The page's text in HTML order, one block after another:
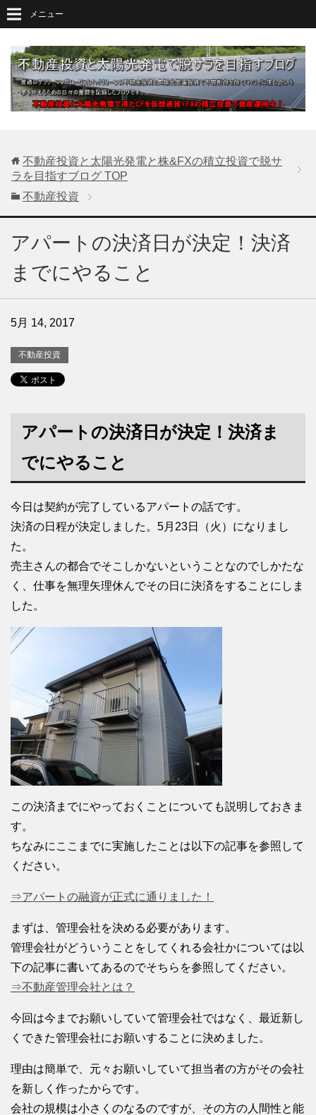
メニュー
不動産投資と太陽光発電と株&FXの積立投資で脱サ
ラを目指すブログ TOP
不動産投資
アパートの決済日が決定！決済
までにやること
5月 14, 2017
不動産投資
アパートの決済日が決定！決済ま
でにやること
今日は契約が完了しているアパートの話です。
決済の日程が決定しました。5月23日（火）になりまし
た。
売主さんの都合でそこしかないということなのでしかたな
く、仕事を無理矢理休んでその日に決済をすることにしま
した。
この決済までにやっておくことについても説明しておきま
す。
ちなみにここまでに実施したことは以下の記事を参照して
ください。
⇒アパートの融資が正式に通りました！
まずは、管理会社を決める必要があります。
管理会社がどういうことをしてくれる会社かについては以
下の記事に書いてあるのでそちらを参照してください。
⇒不動産管理会社とは？
今回は今までお願いしていて管理会社ではなく、最近新し
くできた管理会社にお願いすることに決めました。
理由は簡単で、元々お願いしていて担当者の方がその会社
を新しく作ったからです。
会社の規模は小さくのなるのですが、その方の人間性と能